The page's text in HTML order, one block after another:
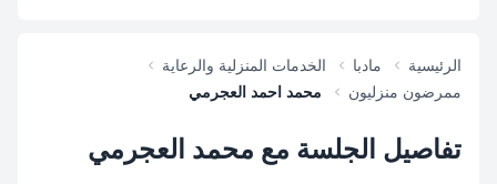
الرئيسية مادبا
الخدمات المنزلية والرعاية
ممرضون منزليون
محمد احمد العجرمي
تفاصيل الجلسة مع محمد العجرمي